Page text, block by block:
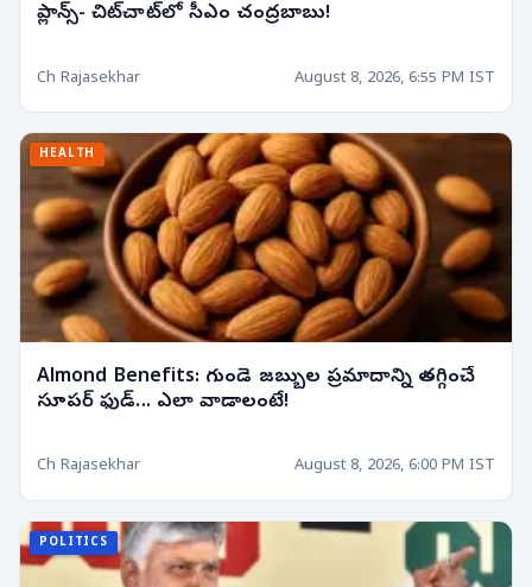
ప్లాన్స్- చిట్‌చాట్‌లో సీఎం చంద్రబాబు!
Ch Rajasekhar August 8, 2026, 6:55 PM IST
HEALTH
Almond Benefits: గుండె జబ్బుల ప్రమాదాన్ని తగ్గించే
సూపర్ ఫుడ్... ఎలా వాడాలంటే!
Ch Rajasekhar August 8, 2026, 6:00 PM IST
POLITICS